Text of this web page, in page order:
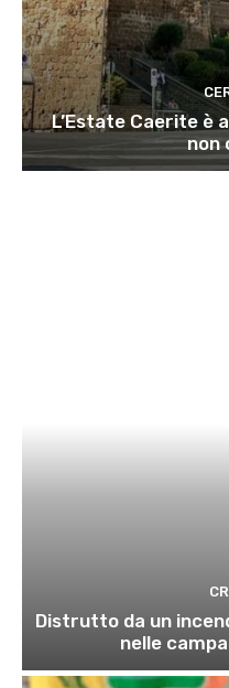
L’Estate Caerite è
non
Distrutto da un
nelle